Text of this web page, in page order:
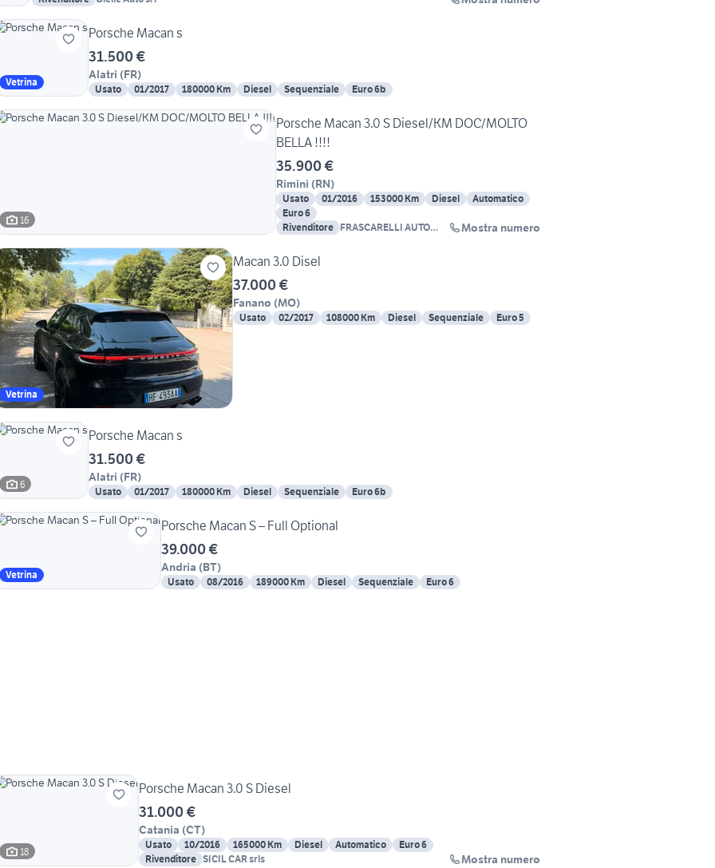
Vetrina
Porsche Macan s
31.500 €
Alatri (FR)
Usato 01/2017 180000 Km Diesel Sequenziale Euro 6b
16
Porsche Macan 3.0 S Diesel/KM DOC/MOLTO
BELLA !!!!
35.900 €
Rimini (RN)
Usato 01/2016 153000 Km Diesel
Automatico
Euro 6
Rivenditore FRASCARELLI AUTO
Mostra numero
Vetrina
Macan 3.0 Disel
37.000 €
Fanano (MO)
Usato 02/2017 108000 Km Diesel Sequenziale Euro 5
6
Porsche Macan s
31.500 €
Alatri (FR)
Usato 01/2017 180000 Km Diesel Sequenziale Euro 6b
Vetrina
Porsche Macan S – Full Optional
39.000 €
Andria (BT)
Usato 08/2016 189000 Km Diesel Sequenziale Euro 6
18
Porsche Macan 3.0 S Diesel
31.000 €
Catania (CT)
Usato 10/2016 165000 Km Diesel Automatico
Euro 6
Rivenditore SICIL CAR srls Mostra numero